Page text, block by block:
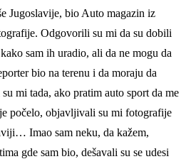
Jugoslavije, bio Auto magazin iz
Odgovorili su mi da su dobili
sam ih uradio, ali da ne mogu da
bio na terenu i da moraju da
mi tada, ako pratim auto sport da me
počelo, objavljivali su mi fotografije
Imao sam neku, da kažem,
gde sam bio, dešavali su se udesi